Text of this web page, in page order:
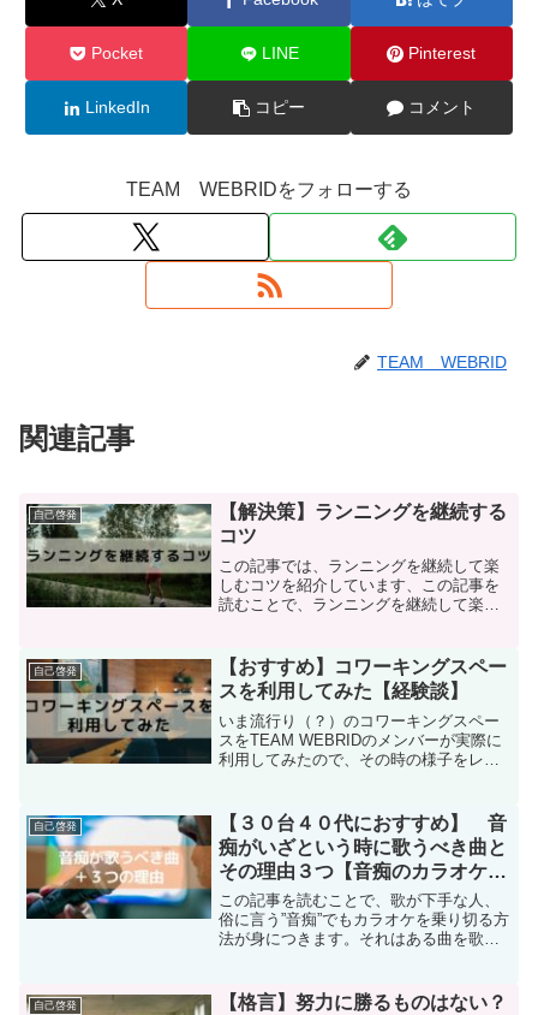
Pocket LINE Pinterest
LinkedIn コピー コメント
TEAM WEBRIDをフォローする
TEAM WEBRID
関連記事
自己啓発
【解決策】ランニングを継続する
コツ
この記事では、ランニングを継続して楽
しむコツを紹介しています、この記事を
読むことで、ランニングを継続して楽し
自己啓発
【おすすめ】コワーキングスペー
スを利用してみた【経験談】
いま流行り（？）のコワーキングスペー
スをTEAM WEBRIDのメンバーが実際に
利用してみたので、その時の様子をレポ
自己啓発
【３０台４０代におすすめ】 音
痴がいざという時に歌うべき曲と
その理由３つ【音痴のカラオケ対
策】
この記事を読むことで、歌が下手な人、
俗に言う”音痴”でもカラオケを乗り切る方
法が身につきます。それはある曲を歌う
自己啓発
【格言】努力に勝るものはない？